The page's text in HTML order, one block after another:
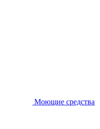
Моющие средства